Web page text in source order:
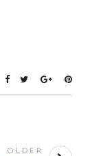
OLDER